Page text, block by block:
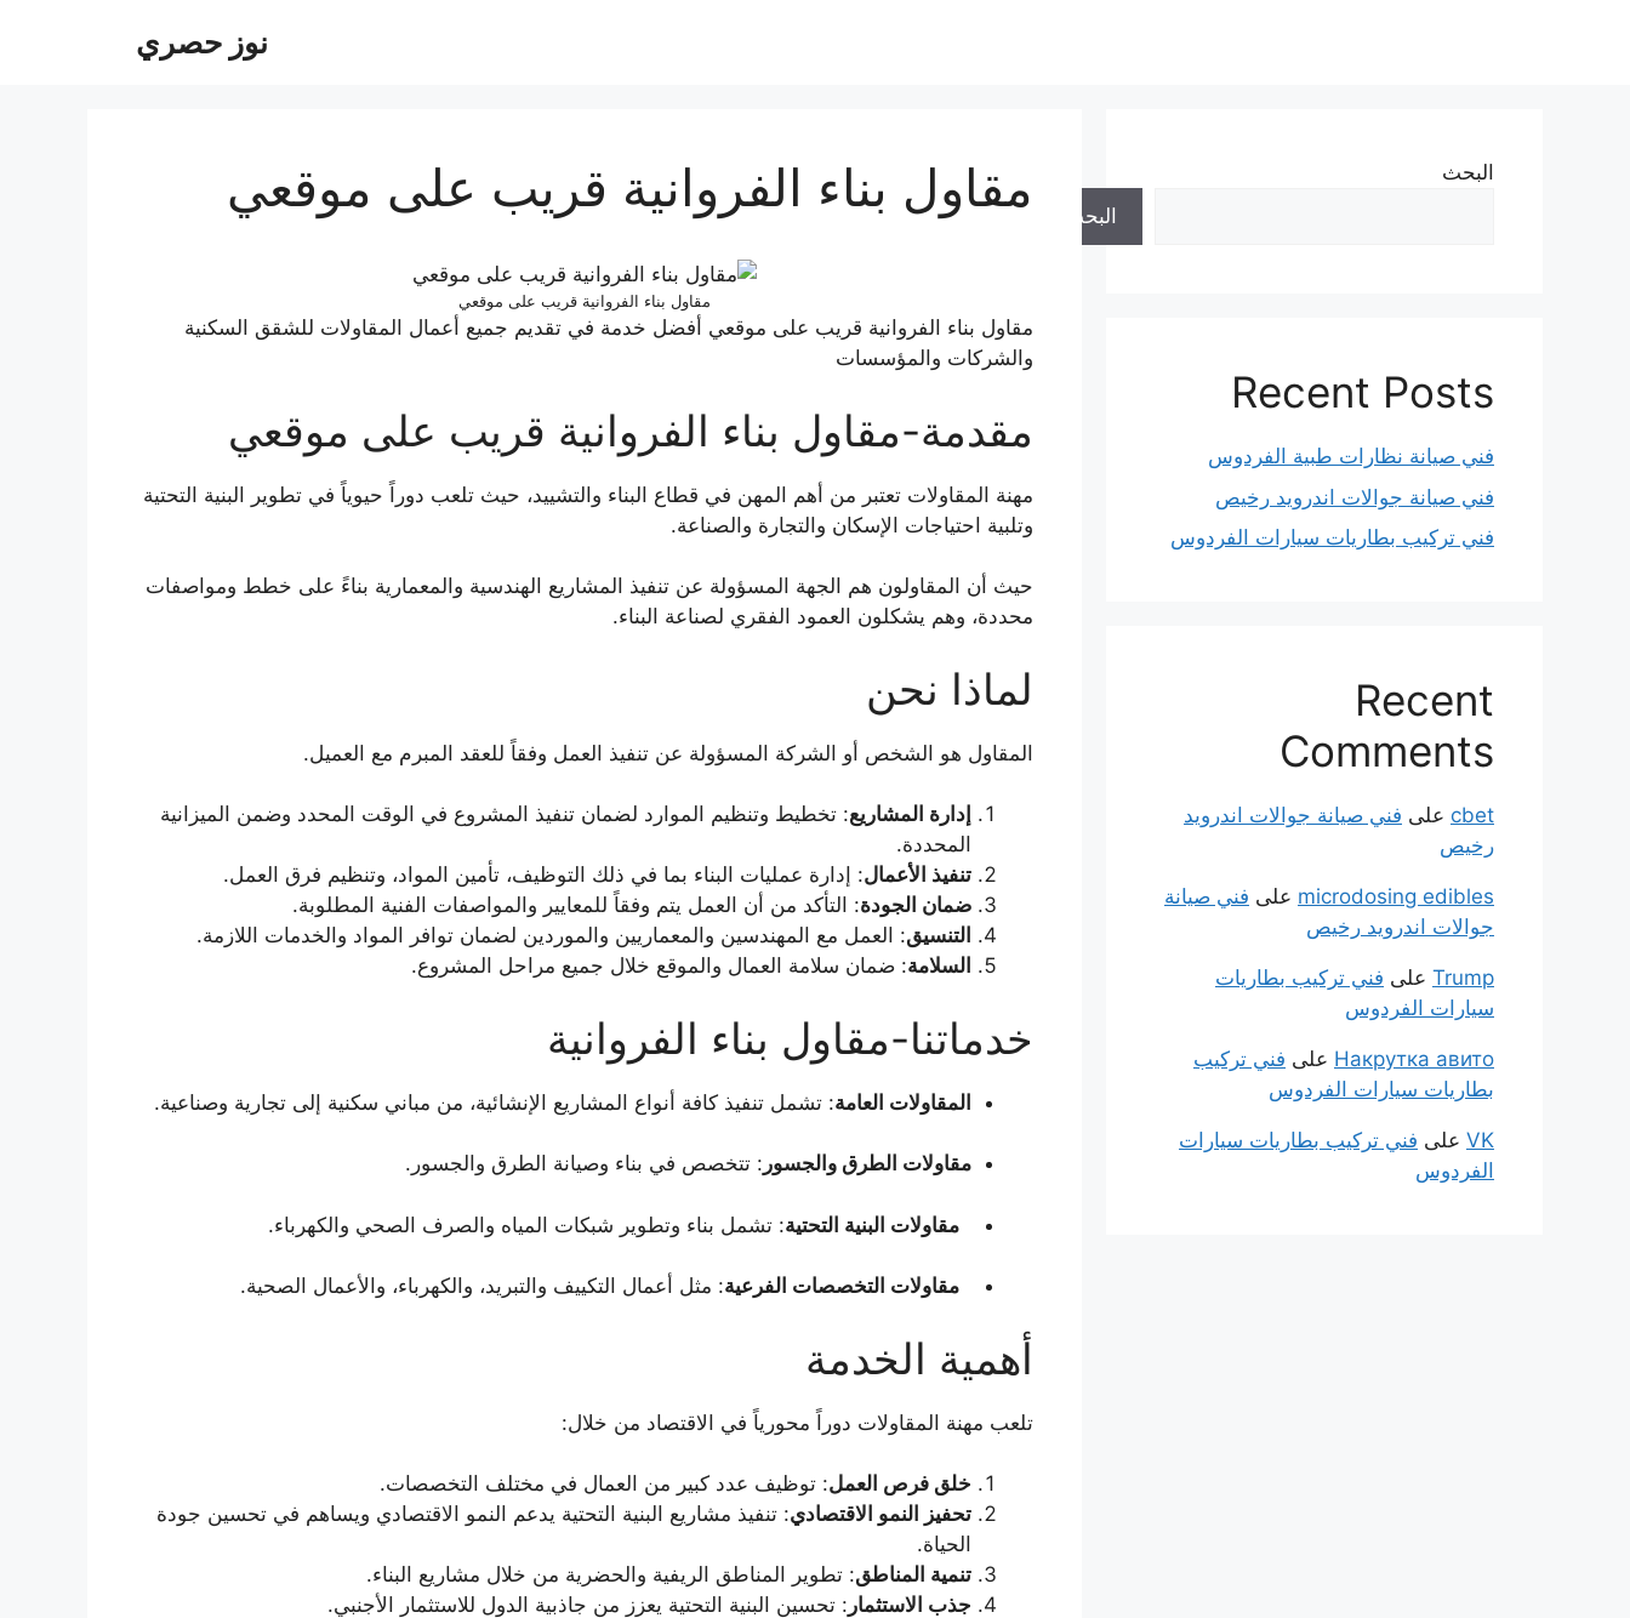
نوز حصري
مقاول بناء الفروانية قريب على موقعي
مقاول بناء الفروانية قريب على موقعي
مقاول بناء الفروانية قريب على موقعي أفضل خدمة في تقديم جميع أعمال المقاولات للشقق السكنية
والشركات والمؤسسات
مقدمة-مقاول بناء الفروانية قريب على موقعي
مهنة المقاولات تعتبر من أهم المهن في قطاع البناء والتشييد، حيث تلعب دوراً حيوياً في تطوير البنية التحتية
وتلبية احتياجات الإسكان والتجارة والصناعة.
حيث أن المقاولون هم الجهة المسؤولة عن تنفيذ المشاريع الهندسية والمعمارية بناءً على خطط ومواصفات
محددة، وهم يشكلون العمود الفقري لصناعة البناء.
لماذا نحن
المقاول هو الشخص أو الشركة المسؤولة عن تنفيذ العمل وفقاً للعقد المبرم مع العميل.
إدارة المشاريع: تخطيط وتنظيم الموارد لضمان تنفيذ المشروع في الوقت المحدد وضمن الميزانية
المحددة.
تنفيذ الأعمال: إدارة عمليات البناء بما في ذلك التوظيف، تأمين المواد، وتنظيم فرق العمل.
ضمان الجودة: التأكد من أن العمل يتم وفقاً للمعايير والمواصفات الفنية المطلوبة.
التنسيق: العمل مع المهندسين والمعماريين والموردين لضمان توافر المواد والخدمات اللازمة.
السلامة: ضمان سلامة العمال والموقع خلال جميع مراحل المشروع.
خدماتنا-مقاول بناء الفروانية
المقاولات العامة: تشمل تنفيذ كافة أنواع المشاريع الإنشائية، من مباني سكنية إلى تجارية وصناعية.
مقاولات الطرق والجسور : تتخصص في بناء وصيانة الطرق والجسور.
مقاولات البنية التحتية: تشمل بناء وتطوير شبكات المياه والصرف الصحي والكهرباء.
مقاولات التخصصات الفرعية: مثل أعمال التكييف والتبريد، والكهرباء، والأعمال الصحية.
أهمية الخدمة
تلعب مهنة المقاولات دوراً محورياً في الاقتصاد من خلال:
خلق فرص العمل: توظيف عدد كبير من العمال في مختلف التخصصات.
تحفيز النمو الاقتصادي: تنفيذ مشاريع البنية التحتية يدعم النمو الاقتصادي ويساهم في تحسين جودة
الحياة.
تنمية المناطق: تطوير المناطق الريفية والحضرية من خلال مشاريع البناء.
جذب الاستثمار : تحسين البنية التحتية يعزز من جاذبية الدول للاستثمار الأجنبي.
البحث
البحث
Recent Posts
فني صيانة نظارات طبية الفردوس
فني صيانة جوالات اندرويد رخيص
فني تركيب بطاريات سيارات الفردوس
Recent
Comments
cbet على فني صيانة جوالات اندرويد
رخيص
microdosing edibles على فني صيانة
جوالات اندرويد رخيص
Trump على فني تركيب بطاريات
سيارات الفردوس
Накрутка авито على فني تركيب
بطاريات سيارات الفردوس
VK على فني تركيب بطاريات سيارات
الفردوس